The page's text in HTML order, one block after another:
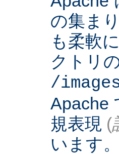
の集ま
も柔軟
クトリ
/
Apache
規表現 (
います。